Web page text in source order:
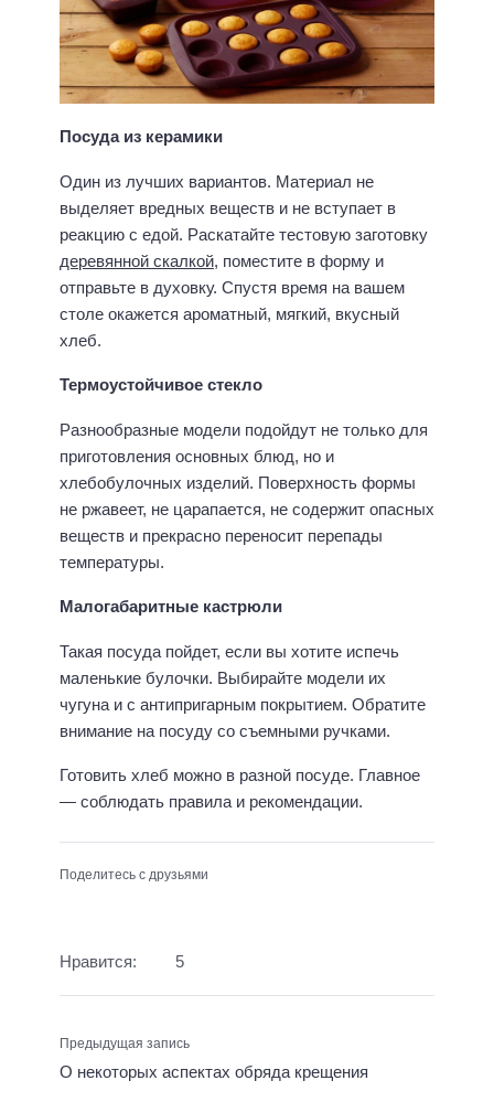
Посуда из керамики
Один из лучших вариантов. Материал не
выделяет вредных веществ и не вступает в
реакцию с едой. Раскатайте тестовую заготовку
деревянной скалкой, поместите в форму и
отправьте в духовку. Спустя время на вашем
столе окажется ароматный, мягкий, вкусный
хлеб.
Термоустойчивое стекло
Разнообразные модели подойдут не только для
приготовления основных блюд, но и
хлебобулочных изделий. Поверхность формы
не ржавеет, не царапается, не содержит опасных
веществ и прекрасно переносит перепады
температуры.
Малогабаритные кастрюли
Такая посуда пойдет, если вы хотите испечь
маленькие булочки. Выбирайте модели их
чугуна и с антипригарным покрытием. Обратите
внимание на посуду со съемными ручками.
Готовить хлеб можно в разной посуде. Главное
— соблюдать правила и рекомендации.
Поделитесь с друзьями
Нравится: 5
Предыдущая запись
О некоторых аспектах обряда крещения